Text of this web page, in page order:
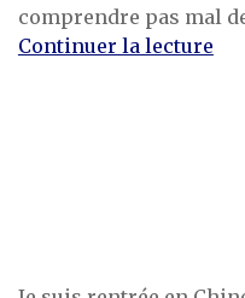
comprendre pas mal
Continuer la lecturede